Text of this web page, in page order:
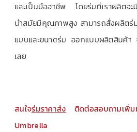
และเป็นมืออาชีพ โดยร่มที่เราผลิตจ
นำสมัยมีคุณภาพสูง สามารถสั่งผลิตร่
แบบและขนาดร่ม ออกแบบผลิตสินค้า
เลย
สนใจร่มราคาส่ง ติดต่อสอบถามเพิ่
Umbrella